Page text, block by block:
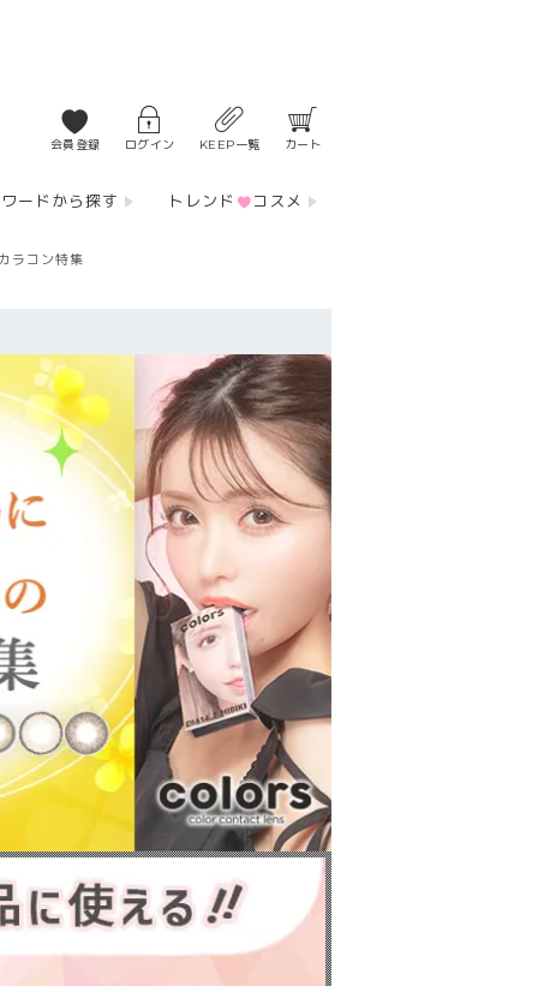
会員登録 ログイン KEEP一覧 カート
ードから探す トレンド コスメ
ラコン特集